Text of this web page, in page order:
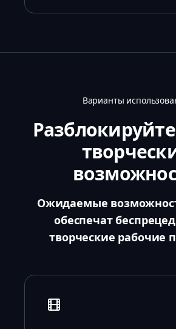
Варианты
Ожидаемые
обеспечат
творческие рабочие